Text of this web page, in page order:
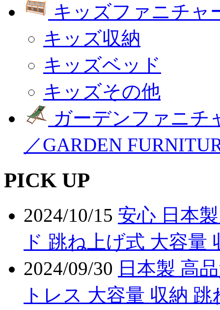
キッズファニチャ
キッズ収納
キッズベッド
キッズその他
ガーデンファニチ
／GARDEN
PICK UP
2024/10/15 安心 日本
ド 跳ね上げ式 大容量
2024/09/30 日本製 高
トレス 大容量 収納